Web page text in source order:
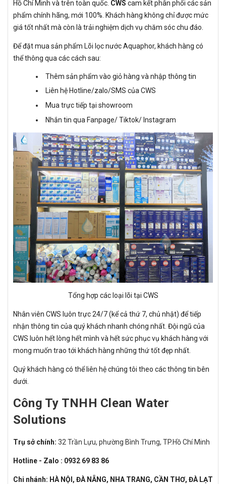
Hồ Chí Minh và trên toàn quốc. CWS cam kết phân phối các sản
phẩm chính hãng, mới 100%. Khách hàng không chỉ được mức
giá tốt nhất mà còn là trải nghiệm dịch vụ chăm sóc chu đáo.
Để đặt mua sản phẩm Lõi lọc nước Aquaphor, khách hàng có
thể thông qua các cách sau:
Thêm sản phẩm vào giỏ hàng và nhập thông tin
Liên hệ Hotline/zalo/SMS của CWS
Mua trực tiếp tại showroom
Nhắn tin qua Fanpage/ Tiktok/ Instagram
Tổng hợp các loại lõi tại CWS
Nhân viên CWS luôn trực 24/7 (kể cả thứ 7, chủ nhật) để tiếp
nhận thông tin của quý khách nhanh chóng nhất. Đội ngũ của
CWS luôn hết lòng hết mình và hết sức phục vụ khách hàng với
mong muốn trao tới khách hàng những thứ tốt đẹp nhất.
Quý khách hàng có thể liên hệ chúng tôi theo các thông tin bên
dưới.
Công Ty TNHH Clean Water
Solutions
Trụ sở chính: 32 Trần Lựu, phường Bình Trưng, TP.Hồ Chí Minh
Hotline - Zalo : 0932 69 83 86
Chi nhánh: HÀ NỘI, ĐÀ NẴNG, NHA TRANG, CẦN THƠ, ĐÀ LẠT